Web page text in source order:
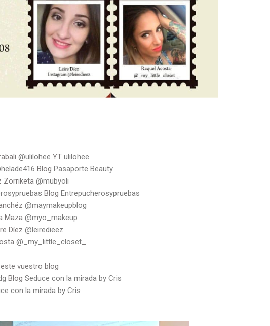
@ulilohee YT ulilohee
Blog Pasaporte Beauty
Zorriketa @mubyoli
Blog Entrepucherosypruebas
@maymakeupblog
Maza @myo_makeup
Díez @leiredieez
@_my_little_closet_
vuestro blog
Blog Seduce con la mirada by Cris
con la mirada by Cris